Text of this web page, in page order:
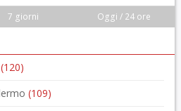
7 giorni Oggi / 24 ore
(120)
(109)